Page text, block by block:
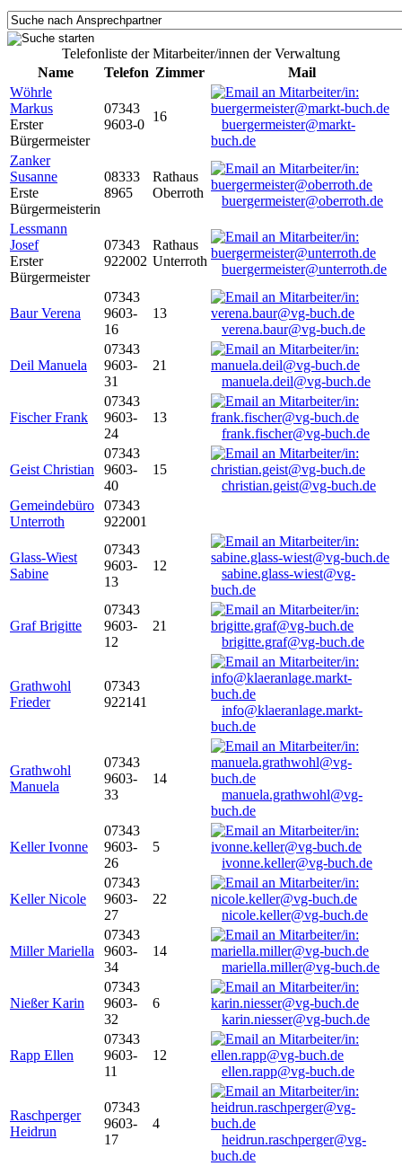
Telefonliste der Mitarbeiter/innen der Verwaltung
Name
Telefon Zimmer
Mail
Wöhrle
Markus
Erster
Bürgermeister
07343
9603-0
16
buergermeister@markt-
buch.de
Zanker
Susanne
Erste
Bürgermeisterin
08333
8965
Rathaus
Oberroth
buergermeister@oberroth.de
Lessmann
Josef
Erster
Bürgermeister
07343
922002
Rathaus
Unterroth
buergermeister@unterroth.de
Baur Verena
07343
9603-
16
13
verena.baur@vg-buch.de
Deil Manuela
07343
9603-
31
21
manuela.deil@vg-buch.de
Fischer Frank
07343
9603-
24
13
frank.fischer@vg-buch.de
Geist Christian
07343
9603-
40
15
christian.geist@vg-buch.de
Gemeindebüro
Unterroth
07343
922001
Glass-Wiest
Sabine
07343
9603-
13
12
sabine.glass-wiest@vg-
buch.de
Graf Brigitte
07343
9603-
12
21
brigitte.graf@vg-buch.de
Grathwohl
Frieder
07343
922141
info@klaeranlage.markt-
buch.de
Grathwohl
Manuela
07343
9603-
33
14
manuela.grathwohl@vg-
buch.de
Keller Ivonne
07343
9603-
26
5
ivonne.keller@vg-buch.de
Keller Nicole
07343
9603-
27
22
nicole.keller@vg-buch.de
Miller Mariella
07343
9603-
34
14
mariella.miller@vg-buch.de
Nießer Karin
07343
9603-
32
6
karin.niesser@vg-buch.de
Rapp Ellen
07343
9603-
11
12
ellen.rapp@vg-buch.de
Raschperger
Heidrun
07343
9603-
17
4
heidrun.raschperger@vg-
buch.de